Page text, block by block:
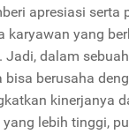
apresiasi serta
karyawan yang
Jadi, dalam
bisa berusaha
kinerjanya
lebih tinggi,